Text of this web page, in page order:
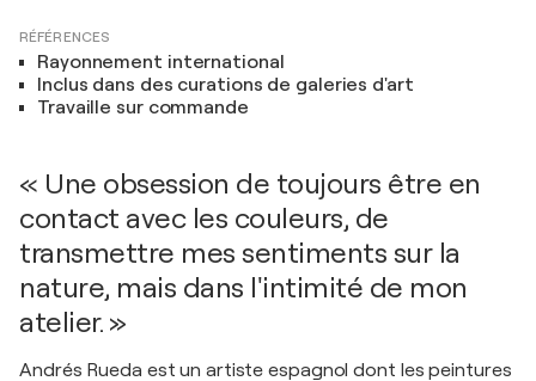
RÉFÉRENCES
Rayonnement international
Inclus dans des curations de galeries d'art
Travaille sur commande
« Une obsession de toujours être en
contact avec les couleurs, de
transmettre mes sentiments sur la
nature, mais dans l'intimité de mon
atelier. »
Andrés Rueda est un artiste espagnol dont les peintures